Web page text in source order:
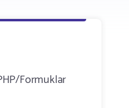
Formuklar